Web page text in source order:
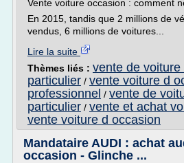
Vente voiture occasion : comment
En 2015, tandis que 2 millions de
vendus, 6 millions de voitures...
Lire la suite
Thèmes liés : vente de
particulier / vente voiture d
professionnel / vente de
particulier / vente et achat
vente voiture d occasion
Mandataire AUDI : achat
occasion - Glinche ...